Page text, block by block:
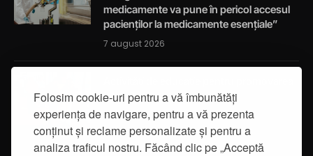
Folosim cookie-uri pentru a vă îmbunătăți
experiența de navigare, pentru a vă prezenta
conținut și reclame personalizate și pentru a
analiza traficul nostru. Făcând clic pe „Acceptă
medicamente va pune în pericol accesul
pacienților la medicamente esențiale”
7 august 2026
integrității
7 august 2026